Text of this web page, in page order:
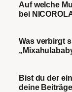
Auf welche
bei
Was verbirgt
Bist du der
deine